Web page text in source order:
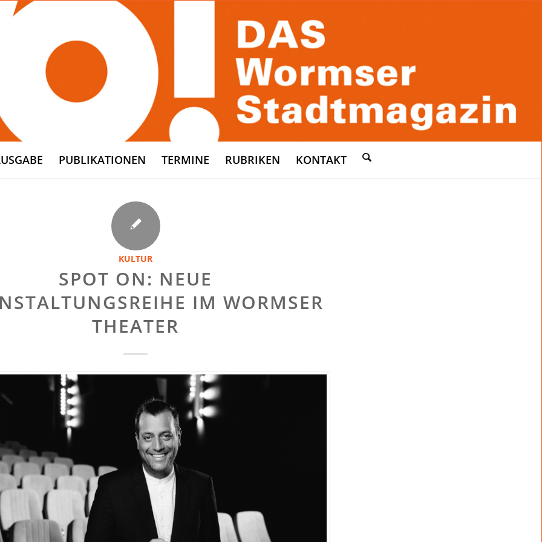
PUBLIKATIONEN TERMINE RUBRIKEN KONTAKT
KULTUR
SPOT ON: NEUE
IM WORMSER
THEATER